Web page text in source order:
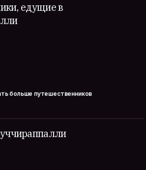
едущие в
больше путешественников